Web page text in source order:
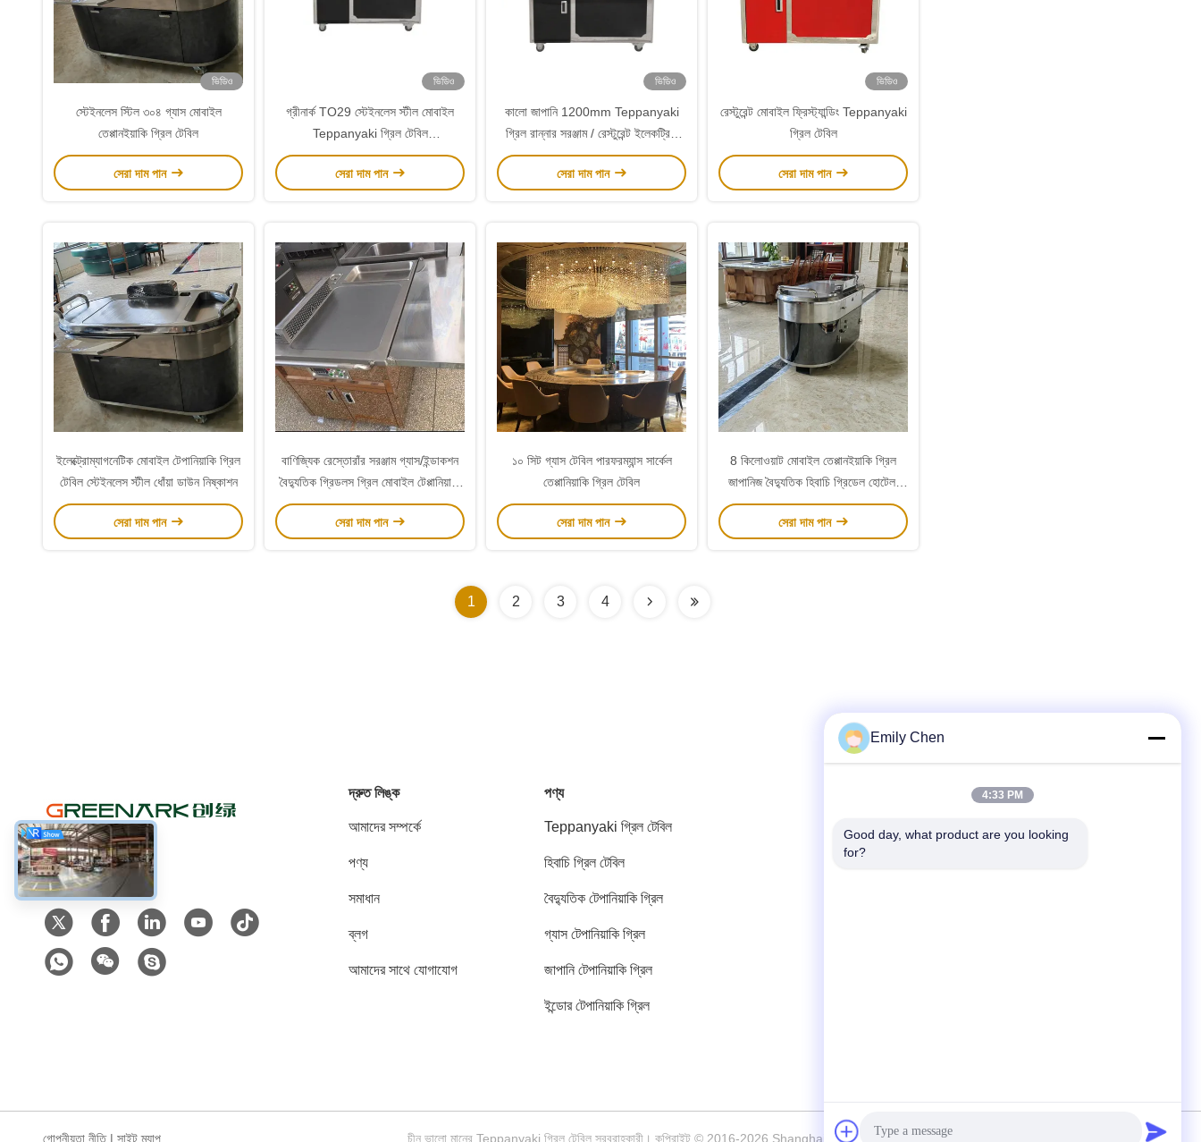
ভিডিও
স্টেইনলেস স্টিল ৩০৪ গ্যাস মোবাইল
তেপ্পানইয়াকি গ্রিল টেবিল
সেরা দাম পান
ভিডিও
গ্রীনার্ক TO29 স্টেইনলেস স্টীল মোবাইল
Teppanyaki গ্রিল টেবিল
ইলেকট্রোম্যাগনেটিক
সেরা দাম পান
ভিডিও
কালো জাপানি 1200mm Teppanyaki
গ্রিল রান্নার সরঞ্জাম / রেস্টুরেন্ট ইলেকট্রিক
Teppanyaki প্লেট
সেরা দাম পান
ভিডিও
রেস্টুরেন্ট মোবাইল ফ্রিস্ট্যান্ডিং Teppanyaki
গ্রিল টেবিল
সেরা দাম পান
ইলেক্ট্রোম্যাগনেটিক মোবাইল টেপানিয়াকি গ্রিল
টেবিল স্টেইনলেস স্টীল ধোঁয়া ডাউন নিষ্কাশন
সেরা দাম পান
বাণিজ্যিক রেস্তোরাঁর সরঞ্জাম গ্যাস/ইন্ডাকশন
বৈদ্যুতিক গ্রিডলস গ্রিল মোবাইল টেপ্পানিয়াকি
টেবিল
সেরা দাম পান
১০ সিট গ্যাস টেবিল পারফরম্যান্স সার্কেল
তেপ্পানিয়াকি গ্রিল টেবিল
সেরা দাম পান
8 কিলোওয়াট মোবাইল তেপ্পানইয়াকি গ্রিল
জাপানিজ বৈদ্যুতিক হিবাচি গ্রিডেল হোটেল/
রেস্তোরাঁর জন্য
সেরা দাম পান
1 2 3 4
সোশ্যাল মিডিয়া
দ্রুত লিঙ্ক
আমাদের সম্পর্কে
পণ্য
সমাধান
ব্লগ
আমাদের সাথে যোগাযোগ
পণ্য
Teppanyaki গ্রিল টেবিল
হিবাচি গ্রিল টেবিল
বৈদ্যুতিক টেপানিয়াকি গ্রিল
গ্যাস টেপানিয়াকি গ্রিল
জাপানি টেপানিয়াকি গ্রিল
ইন্ডোর টেপানিয়াকি গ্রিল
টেলিফোন
গোপনীয়তা নীতি| সাইট ম্যাপ চীন ভালো মানের Teppanyaki গ্রিল টেবিল সরবরাহকারী। কপিরাইট © 2016-2026 Shanghai Chuanglv Catering Equipment Co., Ltd . সমস্ত অধিকার সংরক্ষিত.
Emily Chen
4:33 PM
Good day, what product are you looking
for?